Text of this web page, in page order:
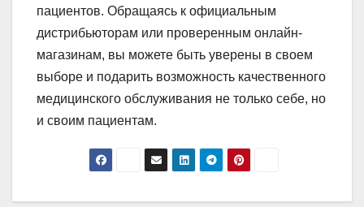
пациентов. Обращаясь к официальным
дистрибьюторам или проверенным онлайн-
магазинам, вы можете быть уверены в своем
выборе и подарить возможность качественного
медицинского обслуживания не только себе, но
и своим пациентам.